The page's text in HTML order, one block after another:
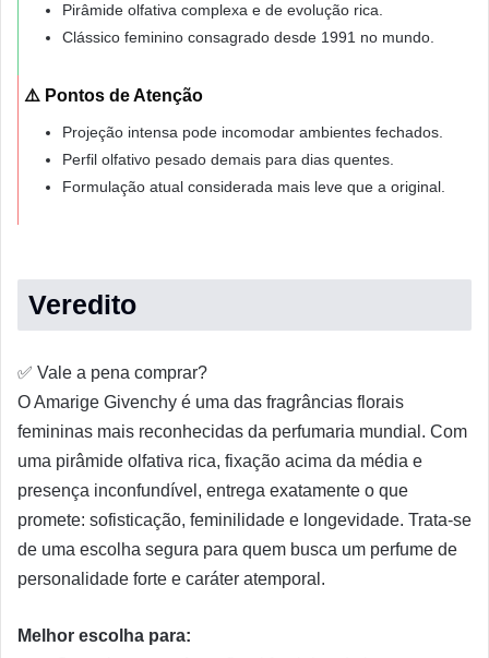
Pirâmide olfativa complexa e de evolução rica.
Clássico feminino consagrado desde 1991 no mundo.
⚠️ Pontos de Atenção
Projeção intensa pode incomodar ambientes fechados.
Perfil olfativo pesado demais para dias quentes.
Formulação atual considerada mais leve que a original.
Veredito
✅ Vale a pena comprar?
O Amarige Givenchy é uma das fragrâncias florais
femininas mais reconhecidas da perfumaria mundial. Com
uma pirâmide olfativa rica, fixação acima da média e
presença inconfundível, entrega exatamente o que
promete: sofisticação, feminilidade e longevidade. Trata-se
de uma escolha segura para quem busca um perfume de
personalidade forte e caráter atemporal.
Melhor escolha para: